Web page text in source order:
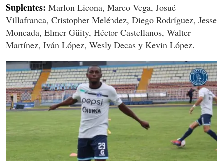
Suplentes: Marlon Licona, Marco Vega, Josué
Villafranca, Cristopher Meléndez, Diego Rodríguez, Jesse
Moncada, Elmer Güity, Héctor Castellanos, Walter
Martínez, Iván López, Wesly Decas y Kevin López.